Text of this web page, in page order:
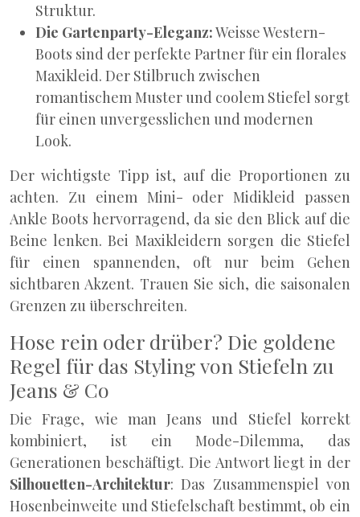
Struktur.
Die Gartenparty-Eleganz:Weisse Western-
Boots sind der perfekte Partner für ein florales
Maxikleid. Der Stilbruch zwischen
romantischem Muster und coolem Stiefel sorgt
für einen unvergesslichen und modernen
Look.
Der wichtigste Tipp ist, auf die Proportionen zu
achten. Zu einem Mini- oder Midikleid passen
Ankle Boots hervorragend, da sie den Blick auf die
Beine lenken. Bei Maxikleidern sorgen die Stiefel
für einen spannenden, oft nur beim Gehen
sichtbaren Akzent. Trauen Sie sich, die saisonalen
Grenzen zu überschreiten.
Hose rein oder drüber? Die goldene
Regel für das Styling von Stiefeln zu
Jeans & Co
Die Frage, wie man Jeans und Stiefel korrekt
kombiniert, ist ein Mode-Dilemma, das
Generationen beschäftigt. Die Antwort liegt in der
Silhouetten-Architektur: Das Zusammenspiel von
Hosenbeinweite und Stiefelschaft bestimmt, ob ein